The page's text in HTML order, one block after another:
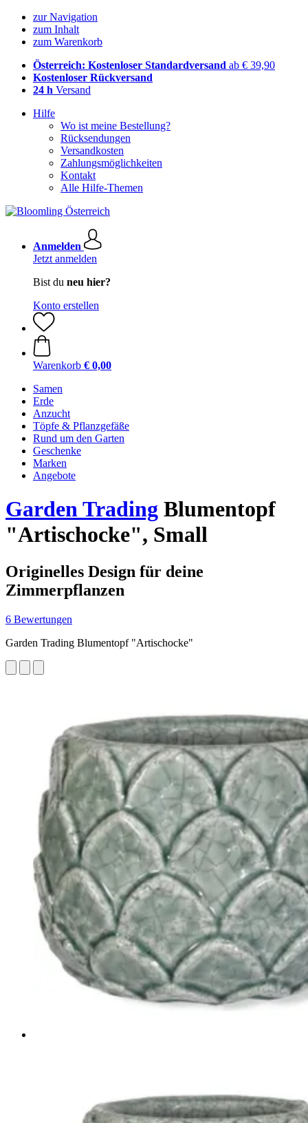
zur Navigation
zum Inhalt
zum Warenkorb
Österreich: Kostenloser Standardversand ab € 39,90
Kostenloser Rückversand
24 h Versand
Hilfe
Wo ist meine Bestellung?
Rücksendungen
Versandkosten
Zahlungsmöglichkeiten
Kontakt
Alle Hilfe-Themen
Anmelden
Jetzt anmelden
Bist du neu hier?
Konto erstellen
Warenkorb € 0,00
Samen
Erde
Anzucht
Töpfe & Pflanzgefäße
Rund um den Garten
Geschenke
Marken
Angebote
Garden Trading Blumentopf
"Artischocke", Small
Originelles Design für deine
Zimmerpflanzen
6 Bewertungen
Garden Trading Blumentopf "Artischocke"